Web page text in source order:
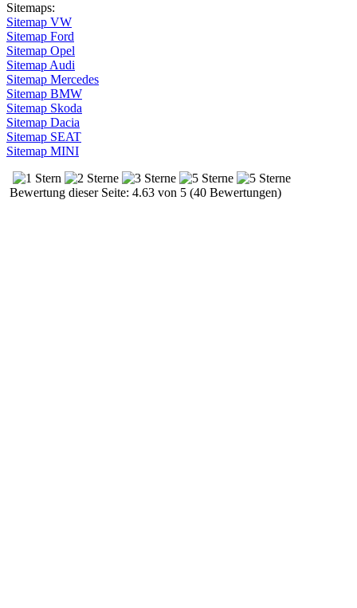
Sitemaps:
Sitemap VW
Sitemap Ford
Sitemap Opel
Sitemap Audi
Sitemap Mercedes
Sitemap BMW
Sitemap Skoda
Sitemap Dacia
Sitemap SEAT
Sitemap MINI
Bewertung dieser Seite: 4.63 von 5 (40 Bewertungen)